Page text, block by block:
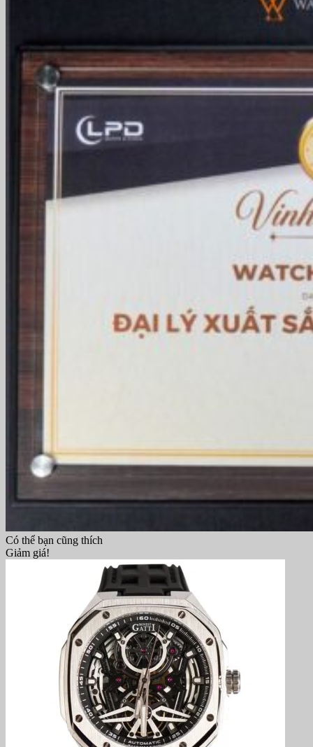
Có thể bạn cũng thích
Giảm giá!